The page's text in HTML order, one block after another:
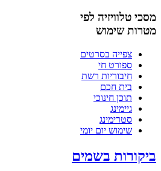
מסכי טלוויזיה לפי
מטרות שימוש
צפייה בסרטים
ספורט חי
חיבוריות רשת
בית חכם
תוכן חינוכי
גיימינג
סטרימינג
שימוש יום יומי
ביקורות בשמים